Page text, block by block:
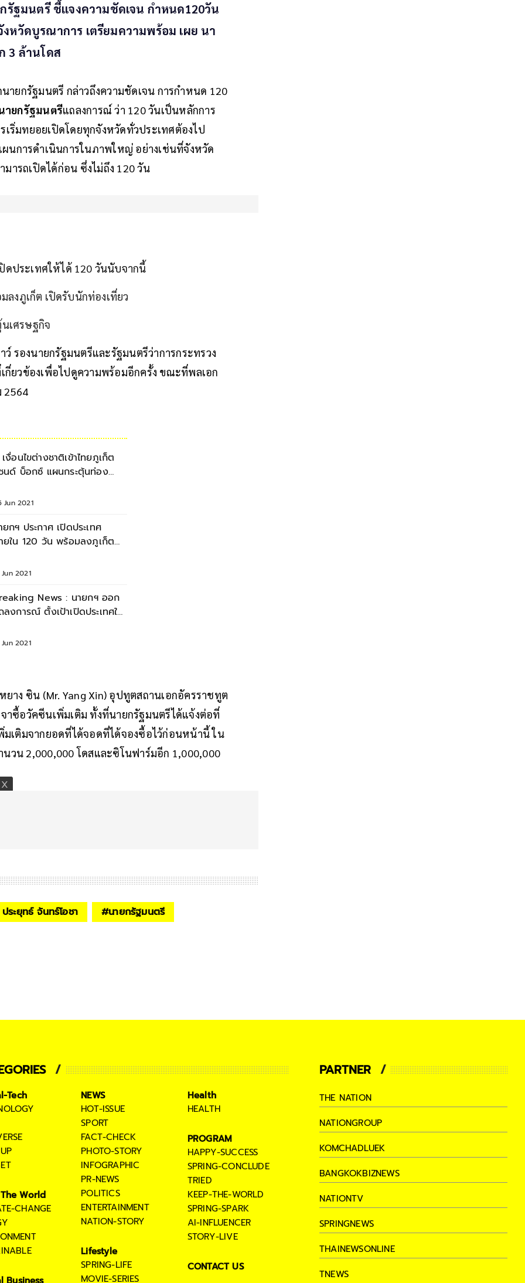
ฐมนตรี ชี้แจงความชัดเจน กำหนด120วัน
หวัดบูรณาการ เตรียมความพร้อม เผย นา
3 ล้านโดส
ายกรัฐมนตรี กล่าวถึงความชัดเจน การกำหนด 120
ายกรัฐมนตรีแถลงการณ์ ว่า 120 วันเป็นหลักการ
เริ่มทยอยเปิดโดยทุกจังหวัดทั่วประเทศต้องไป
นการดำเนินการในภาพใหญ่ อย่างเช่นที่จังหวัด
ารถเปิดได้ก่อน ซึ่งไม่ถึง 120 วัน
ดประเทศให้ได้ 120 วันนับจากนี้
ลงภูเก็ต เปิดรับนักท่องเที่ยว
เศรษฐกิจ
องนายกรัฐมนตรีและรัฐมนตรีว่าการกระทรวง
ยวข้องเพื่อไปดูความพร้อมอีกครั้ง ขณะที่พลเอก
2564
งื่อนไขต่างชาติเข้าไทยภูเก็ต
นด์ บ็อกซ์ แผนกระตุ้นท่อง
Jun 2021
ยกฯ ประกาศ เปิดประเทศ
ยใน 120 วัน พร้อมลงภูเก็ต
Jun 2021
News : นายกฯ ออก
ลงการณ์ ตั้งเป้าเปิดประเทศให้
Jun 2021
าง ซิน (Mr. Yang Xin) อุปทูตสถานเอกอัครราชทูต
าซื้อวัคซีนเพิ่มเติม ทั้งที่นายกรัฐมนตรีได้แจ้งต่อที่
เติมจากยอดที่ได้จอดที่ได้จองซื้อไว้ก่อนหน้านี้ ใน
น 2,000,000 โดสและซิโนฟาร์มอีก 1,000,000
ระยุทธ์ จันทร์โอชา #นายกรัฐมนตรี
Tech
World
CHANGE
NEWS
HOT-ISSUE
SPORT
FACT-CHECK
PHOTO-STORY
INFOGRAPHIC
PR-NEWS
POLITICS
ENTERTAINMENT
NATION-STORY
Lifestyle
SPRING-LIFE
MOVIE-SERIES
Health
HEALTH
PROGRAM
HAPPY-SUCCESS
SPRING-CONCLUDE
TRIED
KEEP-THE-WORLD
SPRING-SPARK
AI-INFLUENCER
STORY-LIVE
CONTACT US
PARTNER
THE NATION
NATIONGROUP
KOMCHADLUEK
BANGKOKBIZNEWS
NATIONTV
SPRINGNEWS
THAINEWSONLINE
TNEWS